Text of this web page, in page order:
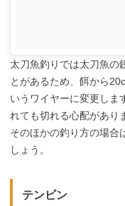
太刀魚釣りでは太刀魚の
とがあるため、餌から
いうワイヤーに変更しま
れても切れる心配があり
そのほかの釣り方の場合
しょう。
テンビン